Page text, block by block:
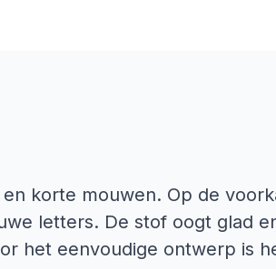
korte mouwen. Op de
letters. De stof oogt glad
het eenvoudige ontwerp is